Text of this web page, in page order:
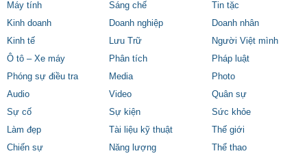
Máy tính
Sáng chế
Tin tặc
Kinh doanh
Doanh nghiệp
Doanh nhân
Kinh tế
Lưu Trữ
Người Việt mình
Ô tô – Xe máy
Phân tích
Pháp luật
Phóng sự điều tra
Media
Photo
Audio
Video
Quân sự
Sự cố
Sự kiện
Sức khỏe
Làm đẹp
Tài liệu kỹ thuật
Thế giới
Chiến sự
Năng lượng
Thể thao